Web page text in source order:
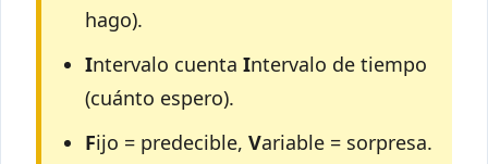
hago).
Intervalo cuenta Intervalo de tiempo
(cuánto espero).
Fijo = predecible, Variable = sorpresa.